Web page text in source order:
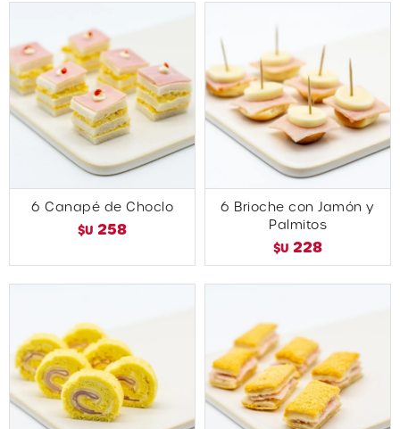
6 Canapé de Choclo
$U 258
6 Brioche con Jamón y
Palmitos
$U 228